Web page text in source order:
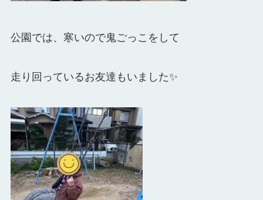
公園では、寒いので鬼ごっこをして
走り回っているお友達もいました✨